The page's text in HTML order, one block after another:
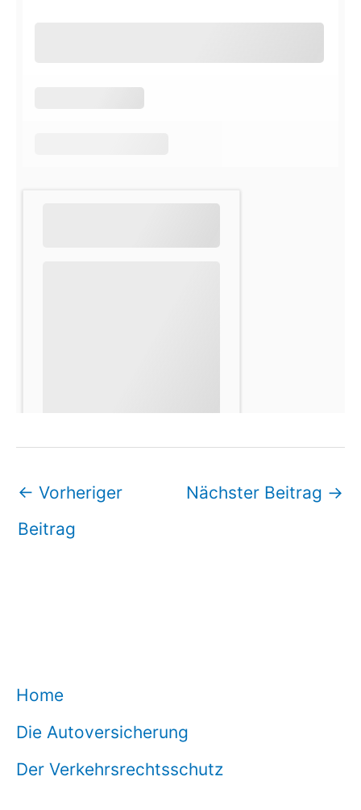
← Vorheriger
Beitrag
Nächster Beitrag →
Home
Die Autoversicherung
Der Verkehrsrechtsschutz